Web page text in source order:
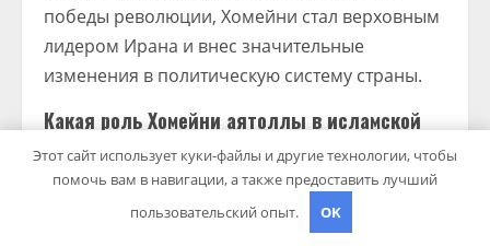
победы революции, Хомейни стал верховным
лидером Ирана и внес значительные
изменения в политическую систему страны.
Какая роль Хомейни аятоллы в исламской
революции?
Хомейни аятолла сыграл ключевую роль в
исламской революции в Иране. Он возглавил
Этот сайт использует куки-файлы и другие технологии, чтобы
помочь вам в навигации, а также предоставить лучший
пользовательский опыт.
OK